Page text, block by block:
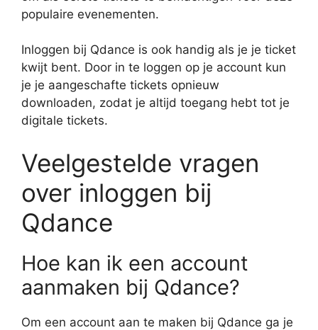
populaire evenementen.
Inloggen bij Qdance is ook handig als je je ticket
kwijt bent. Door in te loggen op je account kun
je je aangeschafte tickets opnieuw
downloaden, zodat je altijd toegang hebt tot je
digitale tickets.
Veelgestelde vragen
over inloggen bij
Qdance
Hoe kan ik een account
aanmaken bij Qdance?
Om een account aan te maken bij Qdance ga je